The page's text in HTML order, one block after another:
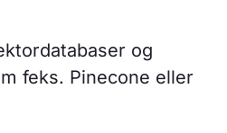
og
feks. Pinecone eller